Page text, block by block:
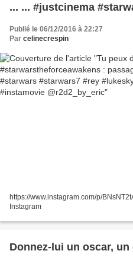
... ... #justcinema
@r2d2_by_eric
Publié le 06/12/2016 à 22:27
Par celinecrespin
https://www.instagram.com/p/
Instagram
Donnez-lui un oscar, un